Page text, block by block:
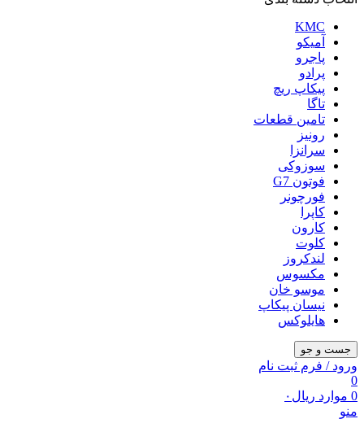
KMC
آمیکو
پاجرو
پرادو
پیکاپ ریچ
تاگا
تامین قطعات
رونیز
سرانزا
سوزوکی
فوتون G7
فورچونر
کاپرا
کارون
کلوت
لندکروز
مکسوس
موسو خان
نیسان پیکاپ
هایلوکس
جست و جو
ورود / فرم ثبت نام
0
0 موارد ریال ۰
منو